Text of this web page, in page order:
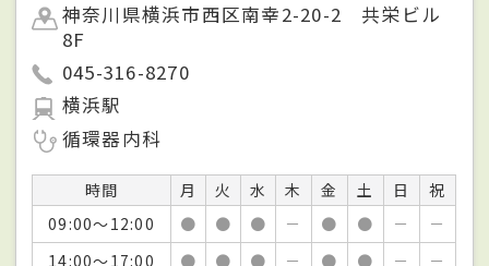
神奈川県横浜市西区南幸2-20-2 共栄ビル
8F
045-316-8270
横浜駅
循環器内科
時間 月 火 水 木 金 土 日
祝
09:00～12:00
● ● ● － ● ● －
－
14:00～17:00
● ● ● － ● ● －
－